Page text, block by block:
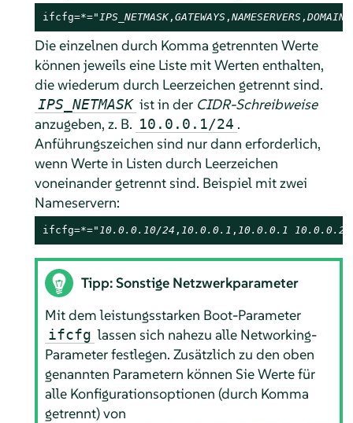
ifcfg=*="IPS_NETMASK, GATEWAYS, NAMESERVERS, DOMAINS
Die einzelnen durch Komma getrennten Werte
können jeweils eine Liste mit Werten enthalten,
die wiederum durch Leerzeichen getrennt sind.
IPS_NETMASK ist in der CIDR-Schreibweise
anzugeben, z. B. 10.0.0.1/24 .
Anführungszeichen sind nur dann erforderlich,
wenn Werte in Listen durch Leerzeichen
voneinander getrennt sind. Beispiel mit zwei
Nameservern:
ifcfg=*="10.0.0.10/24 , 10.0.0.1 , 10.0.0.1 10.0.0.2
Tipp: Sonstige Netzwerkparameter
Mit dem leistungsstarken Boot-Parameter
ifcfg lassen sich nahezu alle Networking-
Parameter festlegen. Zusätzlich zu den oben
genannten Parametern können Sie Werte für
alle Konfigurationsoptionen (durch Komma
getrennt) von